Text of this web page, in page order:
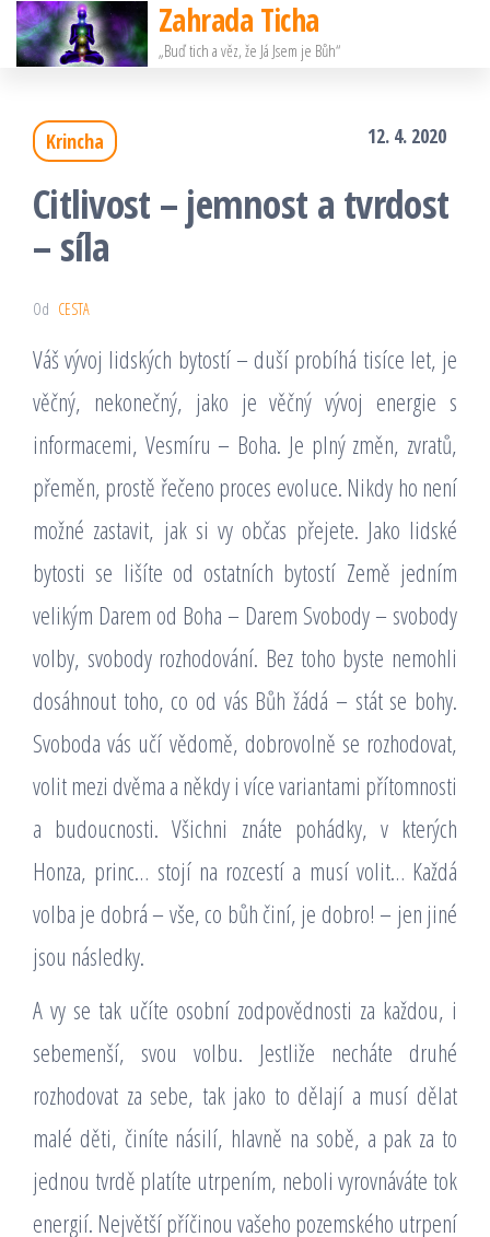
Přeskočit
na
Zahrada Ticha
„Buď tich a věz, že Já Jsem je Bůh“
Krincha 12. 4. 2020
Citlivost – jemnost a tvrdost
– síla
Od CESTA
Váš vývoj lidských bytostí – duší probíhá tisíce let, je
věčný, nekonečný, jako je věčný vývoj energie s
informacemi, Vesmíru – Boha. Je plný změn, zvratů,
přeměn, prostě řečeno proces evoluce. Nikdy ho není
možné zastavit, jak si vy občas přejete. Jako lidské
bytosti se lišíte od ostatních bytostí Země jedním
velikým Darem od Boha – Darem Svobody – svobody
volby, svobody rozhodování. Bez toho byste nemohli
dosáhnout toho, co od vás Bůh žádá – stát se bohy.
Svoboda vás učí vědomě, dobrovolně se rozhodovat,
volit mezi dvěma a někdy i více variantami přítomnosti
a budoucnosti. Všichni znáte pohádky, v kterých
Honza, princ… stojí na rozcestí a musí volit… Každá
volba je dobrá – vše, co bůh činí, je dobro! – jen jiné
jsou následky.
A vy se tak učíte osobní zodpovědnosti za každou, i
sebemenší, svou volbu. Jestliže necháte druhé
rozhodovat za sebe, tak jako to dělají a musí dělat
malé děti, činíte násilí, hlavně na sobě, a pak za to
jednou tvrdě platíte utrpením, neboli vyrovnáváte tok
energií. Největší příčinou vašeho pozemského utrpení